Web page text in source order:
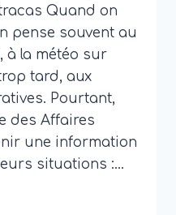
Quand on
pense souvent au
à la météo sur
tard, aux
Pourtant,
des Affaires
une information
situations :…